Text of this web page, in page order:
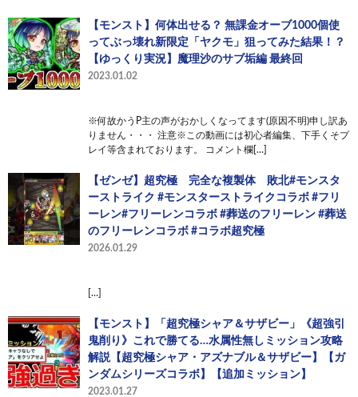
【モンスト】何体出せる？ 無課金オーブ1000個使
ってぶっ壊れ新限定「ヤクモ」狙ってみた結果！？
【ゆっくり実況】魔理沙のサブ垢編 最終回
2023.01.02
※何故かうP主の声がおかしくなってます(原因不明)申し訳あ
りません・・・ 注意※この動画には初心者編集、下手くそプ
レイ等含まれております。 コメント欄[…]
【ゼンゼ】超究極 完全な複製体 敗北#モンスタ
ーストライク #モンスターストライクコラボ #フリ
ーレン#フリーレンコラボ #葬送のフリーレン #葬送
のフリーレンコラボ #コラボ超究極
2026.01.29
[…]
【モンスト】「超究極シャア＆サザビー」《超強引
鬼削り》これで勝てる…水属性無しミッション攻略
解説【超究極シャア・アズナブル＆サザビー】【ガ
ンダムシリーズコラボ】【追加ミッション】
2023.01.27